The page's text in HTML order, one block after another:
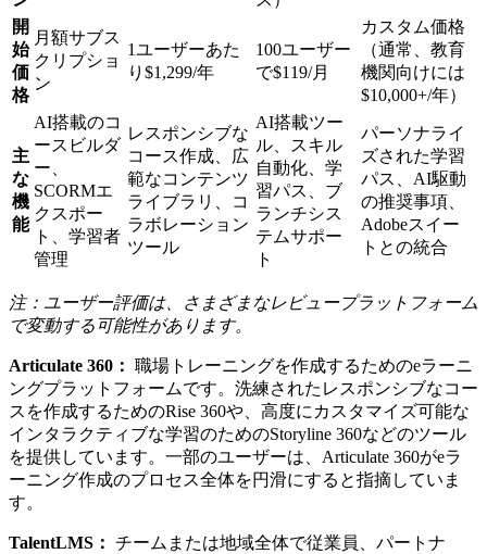
開
始
価
格
月額サブス
クリプショ
ン
1ユーザーあた
り$1,299/年
100ユーザー
で$119/月
カスタム価格
（通常、教育
機関向けには
$10,000+/年）
主
な
機
能
AI搭載のコ
ースビルダ
ー、
SCORMエ
クスポー
ト、学習者
管理
レスポンシブな
コース作成、広
範なコンテンツ
ライブラリ、コ
ラボレーション
ツール
AI搭載ツー
ル、スキル
自動化、学
習パス、ブ
ランチシス
テムサポー
ト
パーソナライ
ズされた学習
パス、AI駆動
の推奨事項、
Adobeスイー
トとの統合
注：ユーザー評価は、さまざまなレビュープラットフォーム
で変動する可能性があります。
Articulate 360： 職場トレーニングを作成するためのeラーニ
ングプラットフォームです。洗練されたレスポンシブなコー
スを作成するためのRise 360や、高度にカスタマイズ可能な
インタラクティブな学習のためのStoryline 360などのツール
を提供しています。一部のユーザーは、Articulate 360がeラ
ーニング作成のプロセス全体を円滑にすると指摘していま
す。
TalentLMS： チームまたは地域全体で従業員、パートナ